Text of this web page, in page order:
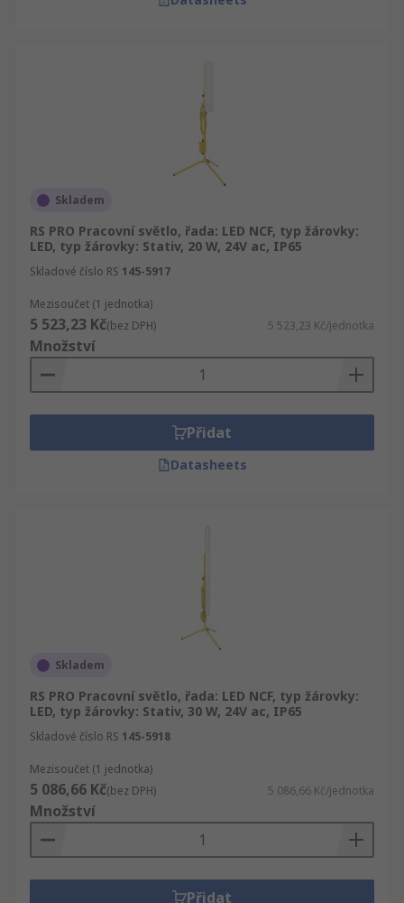
Skladem
RS PRO Pracovní světlo, řada: LED NCF, typ žárovky:
LED, typ žárovky: Stativ, 20 W, 24V ac, IP65
Skladové číslo RS 145-5917
Mezisoučet (1 jednotka)
5 523,23 Kč(bez DPH) 5 523,23 Kč/jednotka
Množství
Přidat
Datasheets
Skladem
RS PRO Pracovní světlo, řada: LED NCF, typ žárovky:
LED, typ žárovky: Stativ, 30 W, 24V ac, IP65
Skladové číslo RS 145-5918
Mezisoučet (1 jednotka)
5 086,66 Kč(bez DPH) 5 086,66 Kč/jednotka
Množství
Přidat